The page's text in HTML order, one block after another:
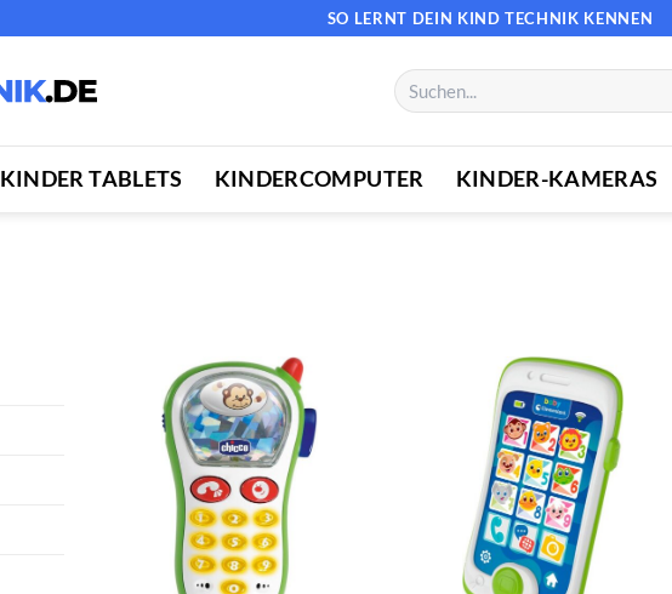
SO LERNT DEIN KIND TECHNIK KENNEN
Suchen
nach:
KINDER TABLETS KINDERCOMPUTER KINDER-KAMERAS